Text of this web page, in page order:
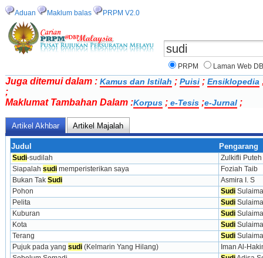
Aduan Maklum balas PRPM V2.0
PRPM Laman Web
Juga ditemui dalam : Kamus dan Istilah ; Puisi ; Ensiklopedia
;
Maklumat Tambahan Dalam :Korpus ; e-Tesis ;e-Jurnal ;
Artikel Akhbar Artikel Majalah
Judul Pengarang
Sudi-sudilah
Zulkifli Puteh
Siapalah sudi memperisterikan saya
Foziah Taib
Bukan Tak Sudi
Asmira I. S
Pohon
Sudi Sulaima
Pelita
Sudi Sulaima
Kuburan
Sudi Sulaima
Kota
Sudi Sulaima
Terang
Sudi Sulaima
Pujuk pada yang sudi (Kelmarin Yang Hilang)
Iman Al-